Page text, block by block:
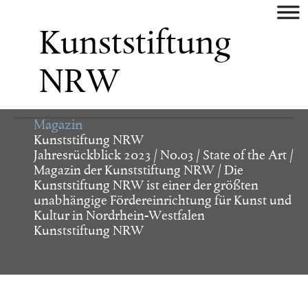
künstler
museum/galerie
verlag
buch
digital
Kunststiftung
NRW
Magazin
Kunststiftung NRW
Jahresrückblick 2023 / No.03 / State of the Art /
Magazin der Kunststiftung NRW / Die
Kunststiftung NRW ist einer der größten
unabhängige Fördereinrichtung für Kunst und
Kultur in Nordrhein-Westfalen
Kunststiftung NRW